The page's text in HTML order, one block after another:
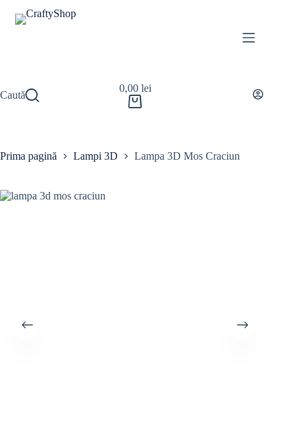
Caută
0,00 lei
Prima pagină Lampi 3D Lampa 3D Mos Craciun